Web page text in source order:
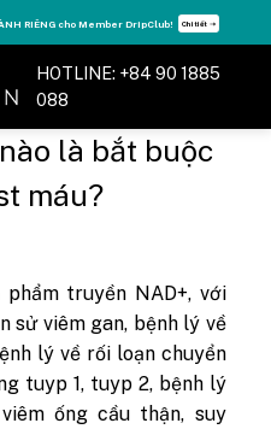
RIÊNG cho Member DripClub! Chi tiết ➝
HOTLINE: +84 90 1885
088
là bắt buộc
máu?
truyền NAD+, với
sử viêm gan, bệnh lý về
lý về rối loạn chuyển
tuyp 1, tuyp 2, bệnh lý
ống cầu thận, suy